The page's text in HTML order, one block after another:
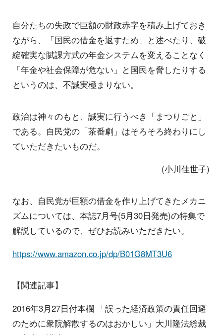
自分たちの失政で巨額の財政赤字を積み上げておき
ながら、「国民の借金を返すため」と述べたり、破
綻確実な賦課方式の年金システムを変えることなく
「年金や社会保障が危ない」と国民を脅したりする
というのは、不誠実極まりない。
政治は神々のもと、誠実に行うべき「まつりごと」
である。自民党の「茶番劇」はそろそろ終わりにし
ていただきたいものだ。
(小川佳世子)
なお、自民党が巨額の借金を作り上げてきたメカニ
ズムについては、本誌7月号(5月30日発売)の特集で
解説しているので、ぜひお読みいただきたい。
https://www.amazon.co.jp/dp/B01G8MT3U6
【関連記事】
2016年3月27日付本欄 「誤った経済政策の責任回避
のために衆院解散するのはおかしい」大川隆法総裁